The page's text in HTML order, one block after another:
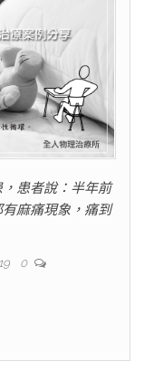
患者說：半年前
麻痛現象，痛到
0